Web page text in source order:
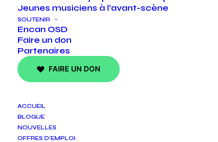
Jeunes musiciens à l’avant-scène
SOUTENIR
Encan OSD
Faire un don
Partenaires
FAIRE UN DON
ACCUEIL
BLOGUE
NOUVELLES
OFFRES D’EMPLOI